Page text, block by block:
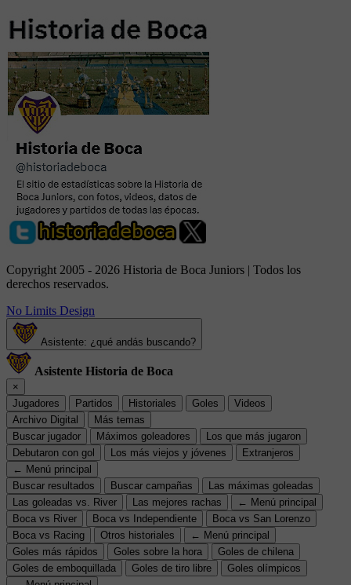
Copyright 2005 - 2026 Historia de Boca Juniors | Todos los
derechos reservados.
No Limits Design
Asistente: ¿qué andás buscando?
Asistente Historia de Boca
×
Jugadores
Partidos Historiales Goles
Videos
Archivo Digital
Más temas
Buscar jugador
Máximos goleadores
Los que más jugaron
Debutaron con gol
Los más viejos y jóvenes
Extranjeros
← Menú principal
Buscar resultados
Buscar campañas
Las máximas goleadas
Las goleadas vs. River
Las mejores rachas
← Menú principal
Boca vs River
Boca vs Independiente
Boca vs San Lorenzo
Boca vs Racing
Otros historiales
← Menú principal
Goles más rápidos
Goles sobre la hora
Goles de chilena
Goles de emboquillada
Goles de tiro libre
Goles olímpicos